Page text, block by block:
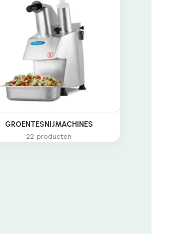
GROENTESNIJMACHINES
22 producten